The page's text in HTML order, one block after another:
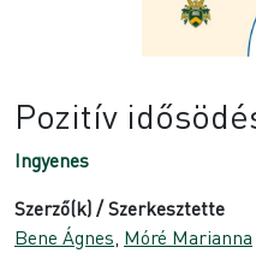
Pozitív
Ingyenes
Szerző(k) / Szerkesztette
Bene Ágnes Móré Marianna